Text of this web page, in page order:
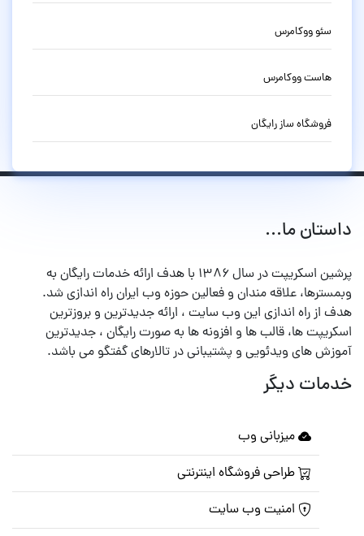
سئو ووکامرس
هاست ووکامرس
فروشگاه ساز رایگان
داستان ما...
پرشین اسکریپت در سال ۱۳۸۶ با هدف ارائه خدمات رایگان به
وبمسترها، علاقه مندان و فعالین حوزه وب ایران راه اندازی شد.
هدف از راه اندازی این وب سایت ، ارائه جدیدترین و بروزترین
اسکریپت ها، قالب ها و افزونه ها به صورت رایگان ، جدیدترین
آموزش های ویدئویی و پشتیبانی در تالارهای گفتگو می باشد.
خدمات دیگر
میزبانی وب
طراحی فروشگاه اینترنتی
امنیت وب سایت